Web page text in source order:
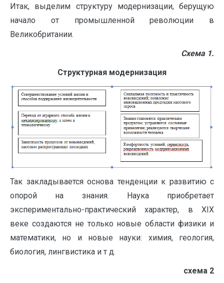
Итак, выделим структуру модернизации, берущую
начало от промышленной революции в
Великобритании.
Схема 1.
Структурная модернизация
Так закладывается основа тенденции к развитию с
опорой на знания. Наука приобретает
экспериментально-практический характер, в XIX
веке создаются не только новые области физики и
математики, но и новые науки: химия, геология,
биология, лингвистика и т д.
схема 2